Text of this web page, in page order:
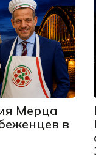
Мерца
в